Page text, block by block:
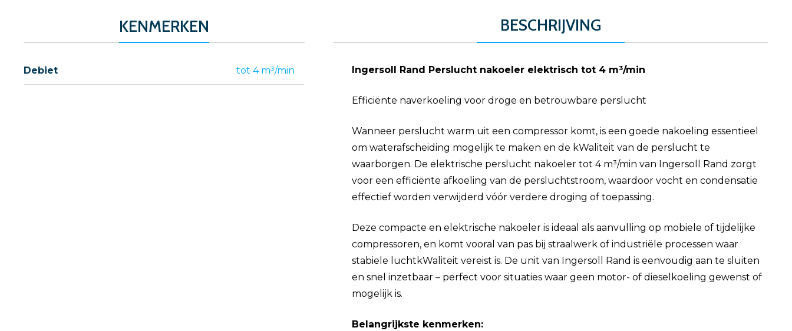
KENMERKEN
Debiet tot 4 m³/min
BESCHRIJVING
Ingersoll Rand Perslucht nakoeler elektrisch tot 4 m³/min
Efficiënte naverkoeling voor droge en betrouwbare perslucht
Wanneer perslucht warm uit een compressor komt, is een goede nakoeling essentieel
om waterafscheiding mogelijk te maken en de kWaliteit van de perslucht te
waarborgen. De elektrische perslucht nakoeler tot 4 m³/min van Ingersoll Rand zorgt
voor een efficiënte afkoeling van de persluchtstroom, waardoor vocht en condensatie
effectief worden verwijderd vóór verdere droging of toepassing.
Deze compacte en elektrische nakoeler is ideaal als aanvulling op mobiele of tijdelijke
compressoren, en komt vooral van pas bij straalwerk of industriële processen waar
stabiele luchtkWaliteit vereist is. De unit van Ingersoll Rand is eenvoudig aan te sluiten
en snel inzetbaar – perfect voor situaties waar geen motor- of dieselkoeling gewenst of
mogelijk is.
Belangrijkste kenmerken: